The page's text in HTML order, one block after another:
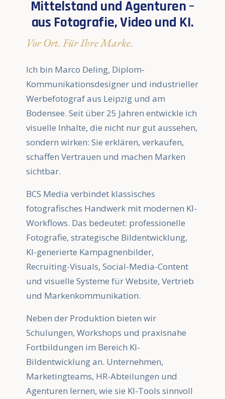
Mittelstand und Agenturen –
aus Fotografie, Video und KI.
Vor Ort. Für Ihre Marke.
Ich bin Marco Deling, Diplom-
Kommunikationsdesigner und industrieller
Werbefotograf aus Leipzig und am
Bodensee. Seit über 25 Jahren entwickle ich
visuelle Inhalte, die nicht nur gut aussehen,
sondern wirken: Sie erklären, verkaufen,
schaffen Vertrauen und machen Marken
sichtbar.
BCS Media verbindet klassisches
fotografisches Handwerk mit modernen KI-
Workflows. Das bedeutet: professionelle
Fotografie, strategische Bildentwicklung,
KI-generierte Kampagnenbilder,
Recruiting-Visuals, Social-Media-Content
und visuelle Systeme für Website, Vertrieb
und Markenkommunikation.
Neben der Produktion bieten wir
Schulungen, Workshops und praxisnahe
Fortbildungen im Bereich KI-
Bildentwicklung an. Unternehmen,
Marketingteams, HR-Abteilungen und
Agenturen lernen, wie sie KI-Tools sinnvoll